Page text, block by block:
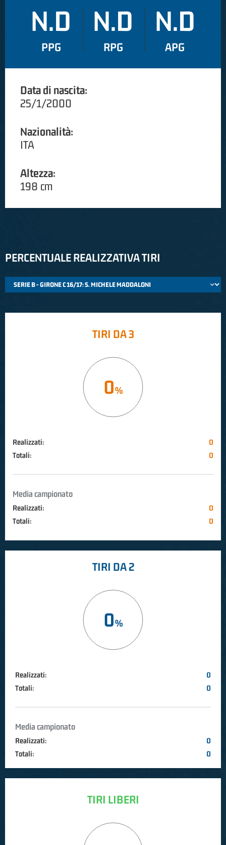
N.D
PPG
N.D
RPG
N.D
APG
Data di nascita:
25/1/2000
Nazionalità:
ITA
Altezza:
198 cm
PERCENTUALE REALIZZATIVA TIRI
TIRI DA 3
0
Realizzati:
0
Totali:
0
Media campionato
Realizzati:
0
Totali:
0
TIRI DA 2
0
Realizzati:
0
Totali:
0
Media campionato
Realizzati:
0
Totali:
0
TIRI LIBERI